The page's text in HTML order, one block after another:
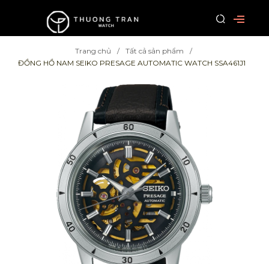
Trang chủ
Tất cả sản phẩm
ĐỒNG HỒ NAM SEIKO PRESAGE AUTOMATIC WATCH SSA461J1